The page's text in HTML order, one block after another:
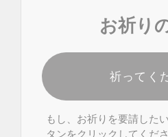
お祈り
祈ってく
もし、お祈りを要請した
タンをクリックしてくだ